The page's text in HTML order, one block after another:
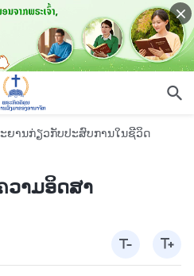
ຍານກ່ຽວກັບປະສົບການໃນຊີວິດ
ວາມອິດສາ